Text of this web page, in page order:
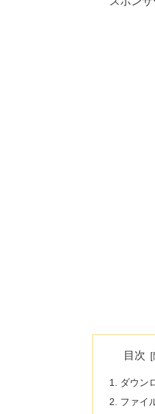
目次
ダウン
ファイ